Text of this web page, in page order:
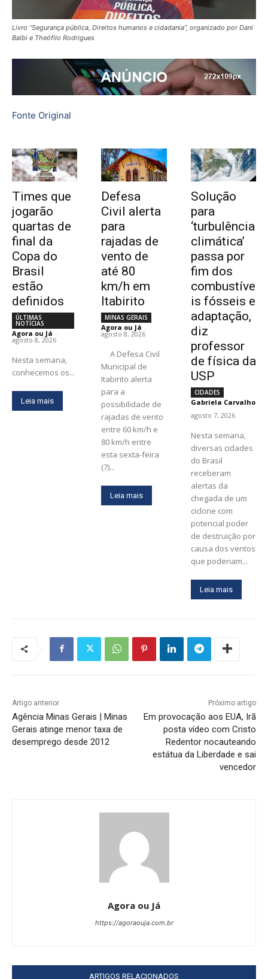
Livro “Segurança pública, Direitos humanos e cidadania”, organizado por Dani
Balbi e Theófilo Rodrigues
Fonte Original
Times que
jogarão
quartas de
final da
Copa do
Brasil
estão
definidos
ÚLTIMAS
NOTÍCIAS
Agora ou Já -
agosto 8, 2026
Nesta semana,
conhecemos os...
Leia mais
Defesa
Civil alerta
para
rajadas de
vento de
até 80
km/h em
Itabirito
MINAS GERAIS
Agora ou Já -
agosto 8, 2026
Municipal de
Itabirito alerta
para a
possibilidade de
rajadas de vento
entre 60 km/h e
80 km/h entre
esta sexta-feira
(7)...
Leia mais
Solução
para
‘turbulência
climática’
passa por
fim dos
combustíve
is fósseis e
adaptação,
diz
professor
de física da
USP
CIDADES
Gabriela Carvalho
-
agosto 7, 2026
Nesta semana,
diversas cidades
do Brasil
receberam
alertas da
chegada de um
ciclone com
potencial poder
de destruição por
causa dos ventos
que poderiam...
Leia mais
Artigo anterior
Agência Minas Gerais | Minas
Gerais atinge menor taxa de
desemprego desde 2012
Próximo artigo
Em provocação aos EUA, Irã
posta vídeo com Cristo
Redentor nocauteando
estátua da Liberdade e sai
vencedor
Agora ou Já
https://agoraouja.com.br
ARTIGOS RELACIONADOS